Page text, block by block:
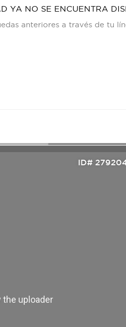
YA NO SE ENCUENTRA
anteriores a través de tu
ID#